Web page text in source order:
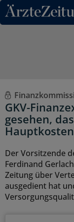
Direkt zum
GKV-
gesehen,
Der Vorsitzende
Ferdinand
Zeitung über
ausgedient hat